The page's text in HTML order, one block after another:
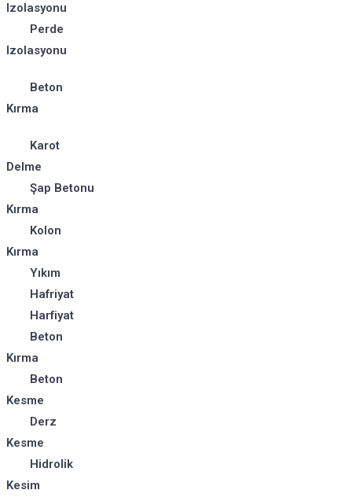
Izolasyonu
Perde
Izolasyonu
Beton
Kırma
Karot
Delme
Şap Betonu
Kırma
Kolon
Kırma
Yıkım
Hafriyat
Harfiyat
Beton
Kırma
Beton
Kesme
Derz
Kesme
Hidrolik
Kesim